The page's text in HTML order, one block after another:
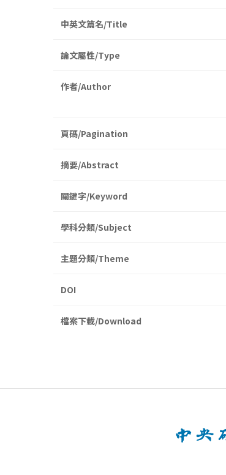
中英文篇名/Title
論文屬性/Type
作者/Author
頁碼/Pagination
摘要/Abstract
關鍵字/Keyword
學科分類/Subject
主題分類/Theme
DOI
檔案下載/Download